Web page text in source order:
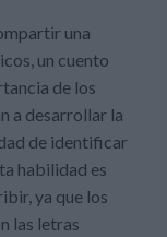
una
un cuento
de los
a desarrollar la
de identificar
habilidad es
ya que los
las letras